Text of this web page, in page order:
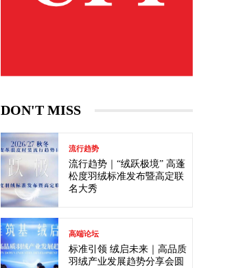
DON'T MISS
流行趋势
流行趋势｜“绒跃极境” 高蓬
松度羽绒标准发布暨高定联
名大秀
高端论坛
标准引领 绒启未来｜高品质
羽绒产业发展趋势分享会圆